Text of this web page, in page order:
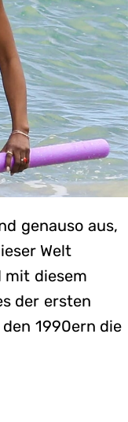
genauso aus,
Welt
mit diesem
der ersten
1990ern die